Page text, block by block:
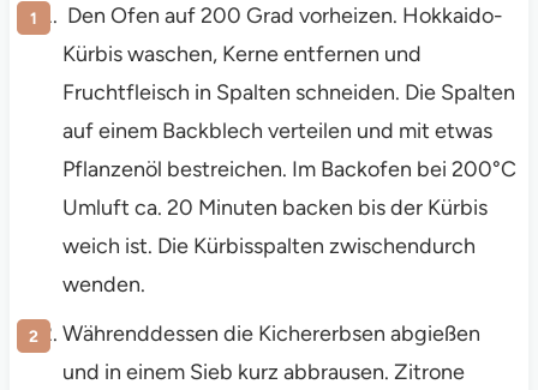
Den Ofen auf 200 Grad vorheizen. Hokkaido-
Kürbis waschen, Kerne entfernen und
Fruchtfleisch in Spalten schneiden. Die Spalten
auf einem Backblech verteilen und mit etwas
Pflanzenöl bestreichen. Im Backofen bei 200°C
Umluft ca. 20 Minuten backen bis der Kürbis
weich ist. Die Kürbisspalten zwischendurch
wenden.
Währenddessen die Kichererbsen abgießen
und in einem Sieb kurz abbrausen. Zitrone